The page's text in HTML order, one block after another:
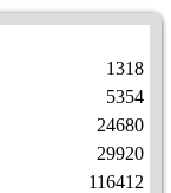
1318
5354
24680
29920
116412